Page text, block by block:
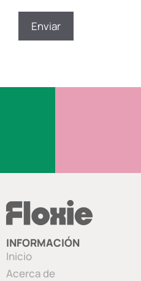
INFORMACIÓN
Inicio
Acerca de